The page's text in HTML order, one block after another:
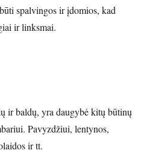
spalvingos ir įdomios, kad
ir linksmai.
ir baldų, yra daugybė kitų būtinų
Pavyzdžiui, lentynos,
ir tt.